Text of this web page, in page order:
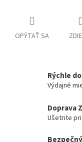
OPÝTAŤ SA
Rýchle
Výdajné
Doprava
Ušetrite